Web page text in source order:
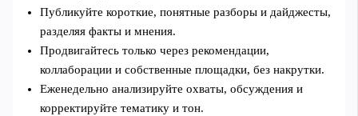
Публикуйте короткие, понятные разборы и дайджесты,
разделяя факты и мнения.
Продвигайтесь только через рекомендации,
коллаборации и собственные площадки, без накрутки.
Еженедельно анализируйте охваты, обсуждения и
корректируйте тематику и тон.